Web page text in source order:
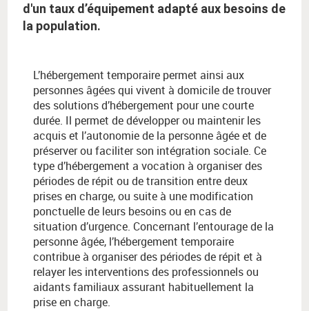
d'un taux d’équipement adapté aux besoins de
la population.
L’hébergement temporaire permet ainsi aux
personnes âgées qui vivent à domicile de trouver
des solutions d’hébergement pour une courte
durée. Il permet de développer ou maintenir les
acquis et l’autonomie de la personne âgée et de
préserver ou faciliter son intégration sociale. Ce
type d’hébergement a vocation à organiser des
périodes de répit ou de transition entre deux
prises en charge, ou suite à une modification
ponctuelle de leurs besoins ou en cas de
situation d’urgence. Concernant l’entourage de la
personne âgée, l’hébergement temporaire
contribue à organiser des périodes de répit et à
relayer les interventions des professionnels ou
aidants familiaux assurant habituellement la
prise en charge.